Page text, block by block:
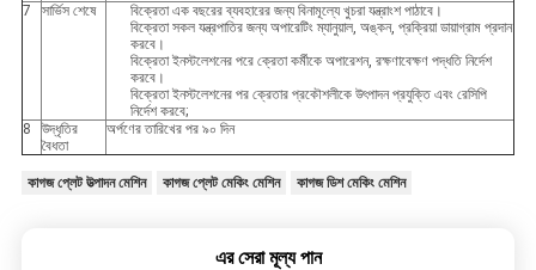
7
সার্ভিস শেষে
বিক্রেতা এক বছরের ব্যবহারের জন্য বিনামূল্যে খুচরা যন্ত্রাংশ পাঠাবে।
বিক্রেতা সকল যন্ত্রপাতির জন্য অপারেটিং ম্যানুয়াল, অঙ্কন, প্রক্রিয়া ডায়াগ্রাম প্রদান
করবে।
বিক্রেতা ইনস্টলেশনের পরে ক্রেতা কর্মীকে অপারেশন, রক্ষণাবেক্ষণ পদ্ধতি নির্দেশ
করবে।
বিক্রেতা ইনস্টলেশনের পর ক্রেতার প্রকৌশলীকে উৎপাদন প্রযুক্তি এবং রেসিপি
নির্দেশ করবে;
8
উদ্ধৃতির
বৈধতা
অর্পণের তারিখের পর ৯০ দিন
কাগজ প্লেট উত্পাদন মেশিন কাগজ প্লেট মেকিং মেশিন কাগজ ডিশ মেকিং মেশিন
এর সেরা মূল্য পান